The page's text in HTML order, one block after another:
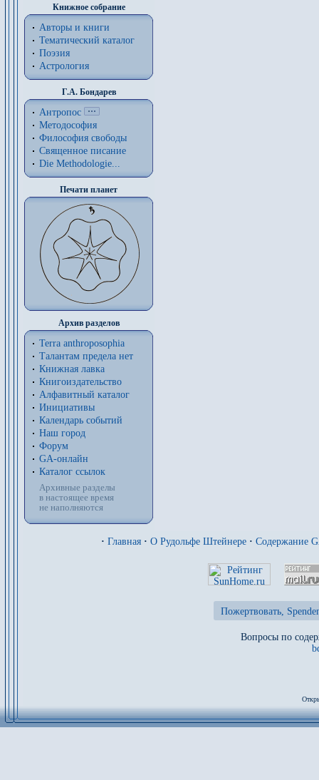
Книжное собрание
Авторы и книги
Тематический каталог
Поэзия
Астрология
Г.А. Бондарев
Антропос
Методософия
Философия cвободы
Священное писание
Die Methodologie...
Печати планет
Архив разделов
Terra anthroposophia
Талантам предела нет
Книжная лавка
Книгоиздательство
Алфавитный каталог
Инициативы
Календарь событий
Наш город
Форум
GA-онлайн
Каталог ссылок
Архивные разделы
в настоящее время
не наполняются
· Главная · О Рудольфе Штейнере · Содержание
Пожертвовать,
Вопросы по